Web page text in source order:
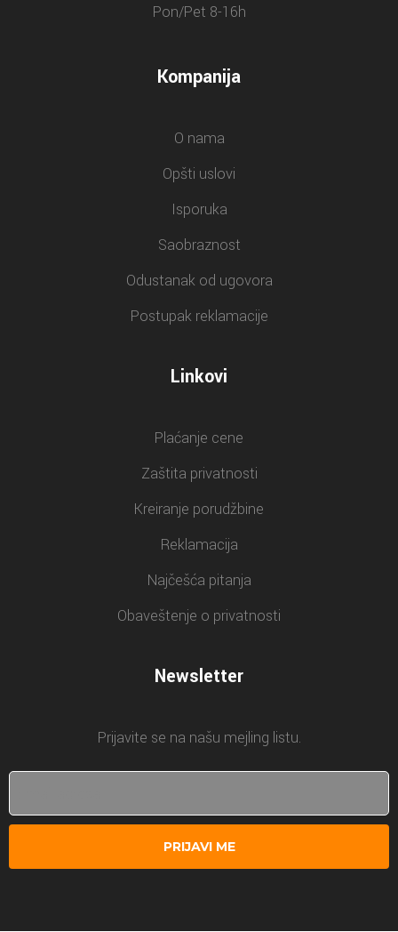
Pon/Pet 8-16h
Kompanija
O nama
Opšti uslovi
Isporuka
Saobraznost
Odustanak od ugovora
Postupak reklamacije
Linkovi
Plaćanje cene
Zaštita privatnosti
Kreiranje porudžbine
Reklamacija
Najčešća pitanja
Obaveštenje o privatnosti
Newsletter
Prijavite se na našu mejling listu.
PRIJAVI ME